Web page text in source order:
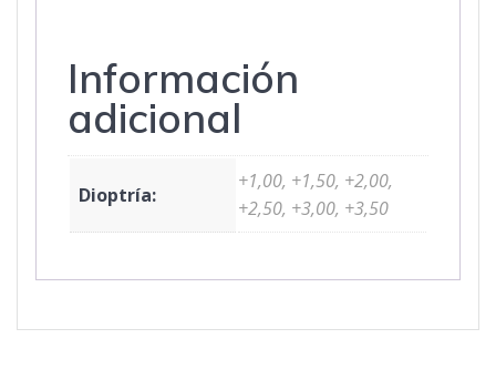
Información
adicional
Dioptría:
+1,00, +1,50, +2,00,
+2,50, +3,00, +3,50